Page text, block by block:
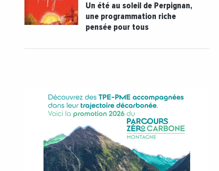
Un été au soleil de Perpignan,
une programmation riche
pensée pour tous